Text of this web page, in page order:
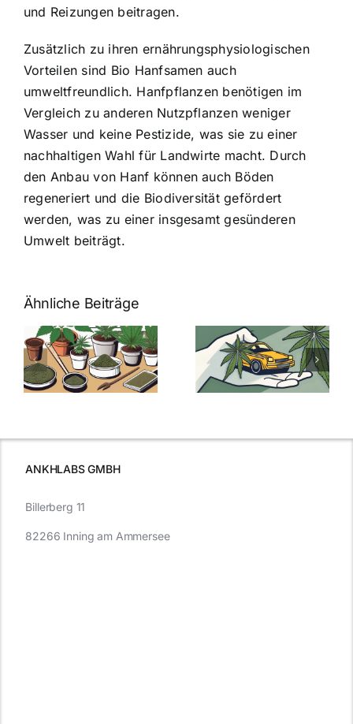
und Reizungen beitragen.
Zusätzlich zu ihren ernährungsphysiologischen
Vorteilen sind Bio Hanfsamen auch
umweltfreundlich. Hanfpflanzen benötigen im
Vergleich zu anderen Nutzpflanzen weniger
Wasser und keine Pestizide, was sie zu einer
nachhaltigen Wahl für Landwirte macht. Durch
den Anbau von Hanf können auch Böden
regeneriert und die Biodiversität gefördert
werden, was zu einer insgesamt gesünderen
Umwelt beiträgt.
Ähnliche Beiträge
Neue THC-
Grenzwert-
Regelung:
Was Sie über
Cannabis und
müssen
Cannabis
Samen
kaufen: Alles
was Sie
ANKHLABS GMBH
Billerberg 11
82266 Inning am Ammersee